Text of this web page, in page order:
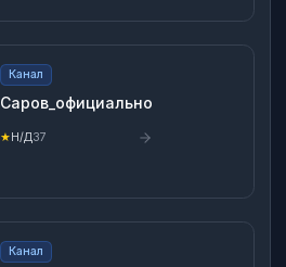
Канал
Саров_официально
★ Н/Д37
Канал